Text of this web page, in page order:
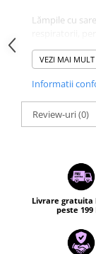
Lămpile cu
imunitate
energie.
umezeala din
Dacă lampa
stinsă pentru
de umiditate.
VEZI MAI MULT
Informatii
Review-uri(0)
Livrare gratuita
peste 199